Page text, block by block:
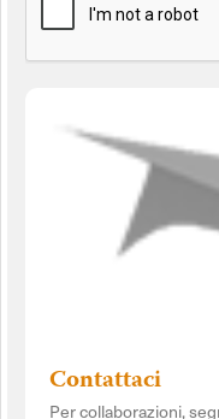
Contattaci
Per collaborazioni,